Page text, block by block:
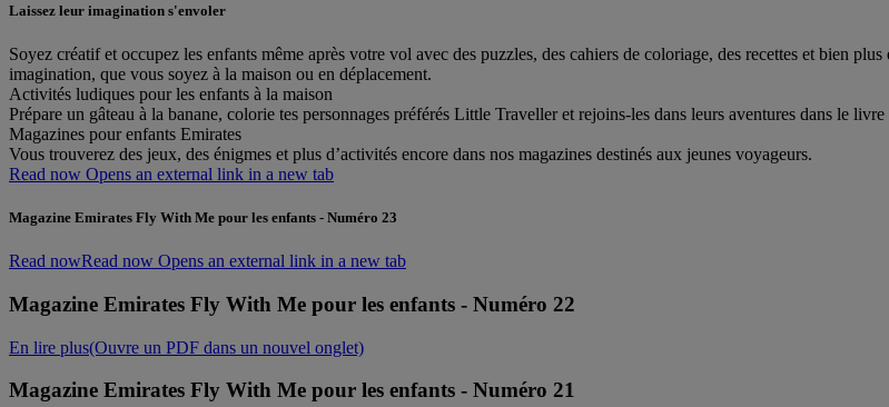
Laissez leur imagination s'envoler
Soyez créatif et occupez les enfants même après votre vol avec des puzzles, des cahiers de coloriage, des recettes et bien
imagination, que vous soyez à la maison ou en déplacement.
Activités ludiques pour les enfants à la maison
Prépare un gâteau à la banane, colorie tes personnages préférés Little Traveller et rejoins-les dans leurs aventures dans le
Magazines pour enfants Emirates
Vous trouverez des jeux, des énigmes et plus d’activités encore dans nos magazines destinés aux jeunes voyageurs.
Read now Opens an external link in a new tab
Magazine Emirates Fly With Me pour les enfants - Numéro 23
Read nowRead now Opens an external link in a new tab
Magazine Emirates Fly With Me pour les enfants - Numéro 22
En lire plus(Ouvre un PDF dans un nouvel onglet)
Magazine Emirates Fly With Me pour les enfants - Numéro 21